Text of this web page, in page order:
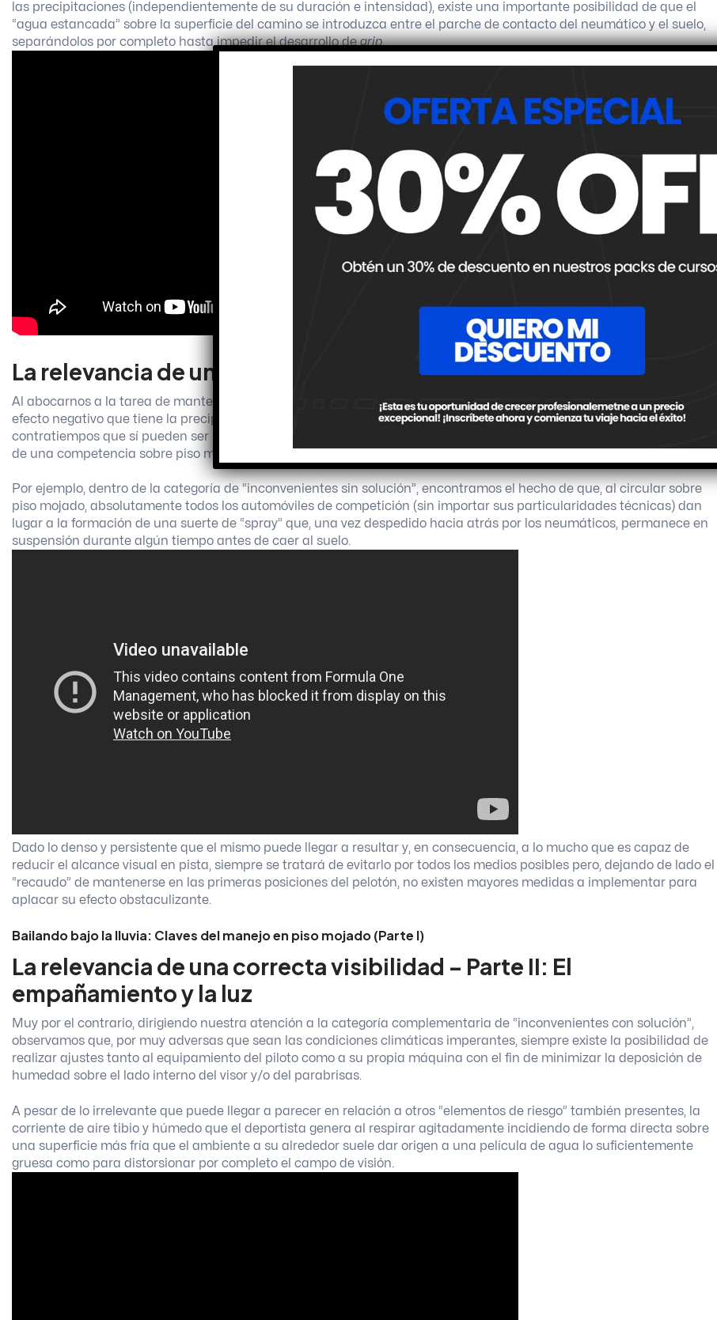
las precipitaciones (independientemente de su duración e intensidad), existe una importante posibilidad de que el
“agua estancada” sobre la superficie del camino se introduzca entre el parche de contacto del neumático y el suelo,
separándolos por completo hasta impedir el desarrollo degrip.
La relevancia de una correcta visibilidad – Parte I: El spray
Al abocarnos a la tarea de mantener intacta la habilidad de ver el camino que tenemos delante, haciendo frente al
efecto negativo que tiene la precipitación sostenida de gotas de agua, encontramos que existen algunos
contratiempos que sí pueden ser resueltos y otros con las que inevitablemente se debe lidiar durante toda la extensión
de una competencia sobre piso mojado.
Por ejemplo, dentro de la categoría de “inconvenientes sin solución”, encontramos el hecho de que, al circular sobre
piso mojado, absolutamente todos los automóviles de competición (sin importar sus particularidades técnicas) dan
lugar a la formación de una suerte de “spray” que, una vez despedido hacia atrás por los neumáticos, permanece en
suspensión durante algún tiempo antes de caer al suelo.
Dado lo denso y persistente que el mismo puede llegar a resultar y, en consecuencia, a lo mucho que es capaz de
reducir el alcance visual en pista, siempre se tratará de evitarlo por todos los medios posibles pero, dejando de lado el
“recaudo” de mantenerse en las primeras posiciones del pelotón, no existen mayores medidas a implementar para
aplacar su efecto obstaculizante.
Bailando bajo la lluvia: Claves del manejo en piso mojado(Parte I)
La relevancia de una correcta visibilidad – Parte II: El
empañamiento y la luz
Muy por el contrario, dirigiendo nuestra atención a la categoría complementaria de “inconvenientes con solución”,
observamos que, por muy adversas que sean las condiciones climáticas imperantes, siempre existe la posibilidad de
realizar ajustes tanto al equipamiento del piloto como a su propia máquina con el fin de minimizar la deposición de
humedad sobre el lado interno del visor y/o del parabrisas.
A pesar de lo irrelevante que puede llegar a parecer en relación a otros “elementos de riesgo” también presentes, la
corriente de aire tibio y húmedo que el deportista genera al respirar agitadamente incidiendo de forma directa sobre
una superficie más fría que el ambiente a su alrededor suele dar origen a una película de agua lo suficientemente
gruesa como para distorsionar por completo el campo de visión.